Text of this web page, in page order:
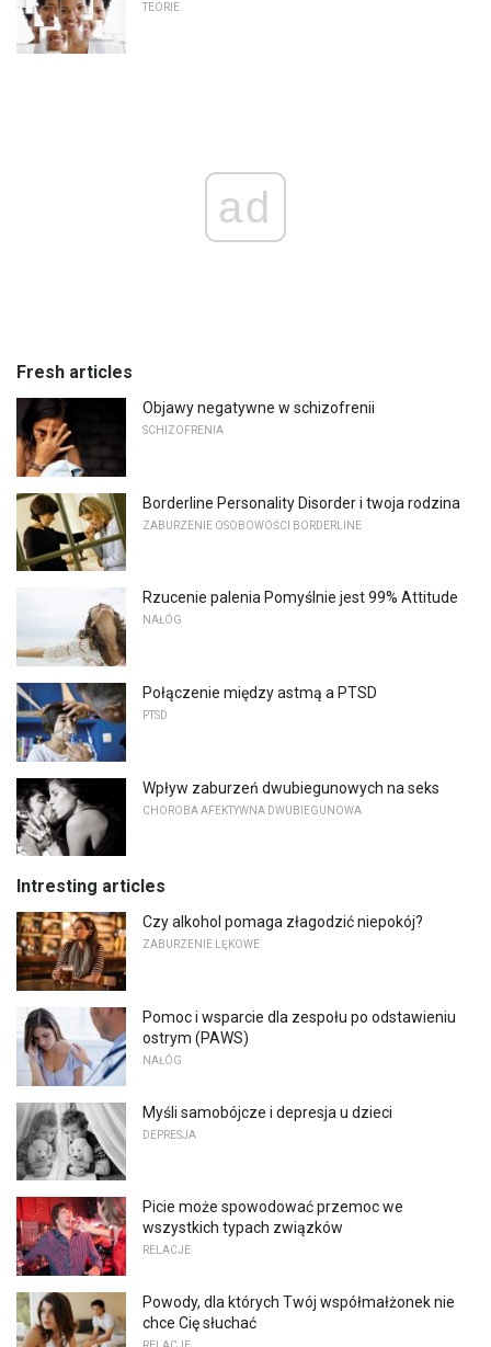
TEORIE
ad
Fresh articles
Objawy negatywne w schizofrenii
SCHIZOFRENIA
Borderline Personality Disorder i twoja rodzina
ZABURZENIE OSOBOWOŚCI BORDERLINE
Rzucenie palenia Pomyślnie jest 99% Attitude
NAŁÓG
Połączenie między astmą a PTSD
PTSD
Wpływ zaburzeń dwubiegunowych na seks
CHOROBA AFEKTYWNA DWUBIEGUNOWA
Intresting articles
Czy alkohol pomaga złagodzić niepokój?
ZABURZENIE LĘKOWE
Pomoc i wsparcie dla zespołu po odstawieniu
ostrym (PAWS)
NAŁÓG
Myśli samobójcze i depresja u dzieci
DEPRESJA
Picie może spowodować przemoc we
wszystkich typach związków
RELACJE
Powody, dla których Twój współmałżonek nie
chce Cię słuchać